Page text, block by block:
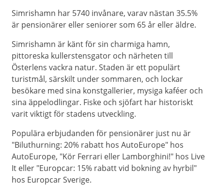
Simrishamn har 5740 invånare, varav nästan 35.5%
är pensionärer eller seniorer som 65 år eller äldre.
Simrishamn är känt för sin charmiga hamn,
pittoreska kullerstensgator och närheten till
Österlens vackra natur. Staden är ett populärt
turistmål, särskilt under sommaren, och lockar
besökare med sina konstgallerier, mysiga kaféer och
sina äppelodlingar. Fiske och sjöfart har historiskt
varit viktigt för stadens utveckling.
Populära erbjudanden för pensionärer just nu är
"Biluthurning: 20% rabatt hos AutoEurope" hos
AutoEurope, "Kör Ferrari eller Lamborghini!" hos Live
It eller "Europcar: 15% rabatt vid bokning av hyrbil"
hos Europcar Sverige.